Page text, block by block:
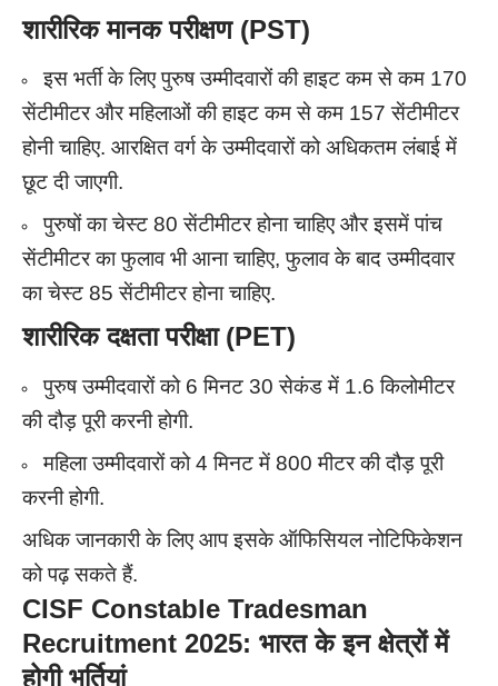
शारीरिक मानक परीक्षण (PST)
इस भर्ती के लिए पुरुष उम्मीदवारों की हाइट कम से कम 170
सेंटीमीटर और महिलाओं की हाइट कम से कम 157 सेंटीमीटर
होनी चाहिए. आरक्षित वर्ग के उम्मीदवारों को अधिकतम लंबाई में
छूट दी जाएगी.
पुरुषों का चेस्ट 80 सेंटीमीटर होना चाहिए और इसमें पांच
सेंटीमीटर का फुलाव भी आना चाहिए, फुलाव के बाद उम्मीदवार
का चेस्ट 85 सेंटीमीटर होना चाहिए.
शारीरिक दक्षता परीक्षा (PET)
पुरुष उम्मीदवारों को 6 मिनट 30 सेकंड में 1.6 किलोमीटर
की दौड़ पूरी करनी होगी.
महिला उम्मीदवारों को 4 मिनट में 800 मीटर की दौड़ पूरी
करनी होगी.
अधिक जानकारी के लिए आप इसके ऑफिसियल नोटिफिकेशन
को पढ़ सकते हैं.
CISF Constable Tradesman
Recruitment 2025: भारत के इन क्षेत्रों में
होगी भर्तियां